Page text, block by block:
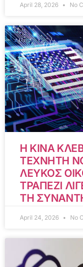
April 28, 2026 No
Η ΚΙΝΑ
ΤΕΧΝΗΤΗ
ΛΕΥΚΟΣ
ΤΡΑΠΕΖΙ
ΤΗ
April 24, 2026 No